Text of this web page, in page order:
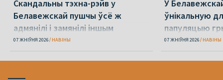
Скандальны тэхна-рэйв у
Белавежскай пушчы ўсё ж
адмянілі і замянілі іншым
07 ЖНІЎНЯ 2026 НАВІНЫ
У
ўнікальную
папуляцыю
07 ЖНІЎНЯ 2026 НАВІНЫ